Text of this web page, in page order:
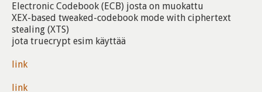
Electronic Codebook (ECB) josta on muokattu
XEX-based tweaked-codebook mode with ciphertext
stealing (XTS)
jota truecrypt esim käyttää
link
link